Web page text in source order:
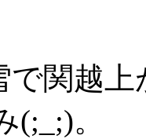
で関越
(;_;)。